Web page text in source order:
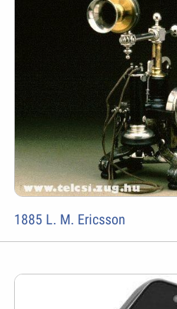
1885 L. M. Ericsson